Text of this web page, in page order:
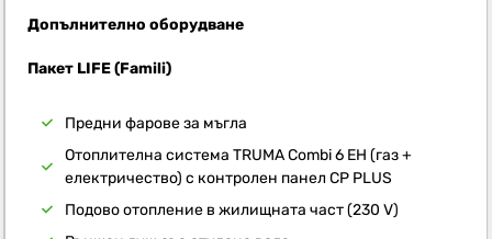
Допълнително оборудване
Пакет LIFE (Famili)
Предни фарове за мъгла
Отоплителна система TRUMA Combi 6 EH (газ +
електричество) с контролен панел CP PLUS
Подово отопление в жилищната част (230 V)